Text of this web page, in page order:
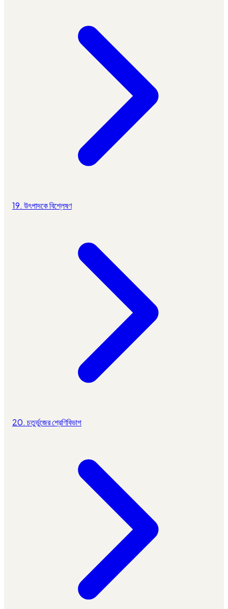
19. উৎপাদকে বিশ্লেষণ
20. চতুর্ভুজের শ্রেণিবিভাগ